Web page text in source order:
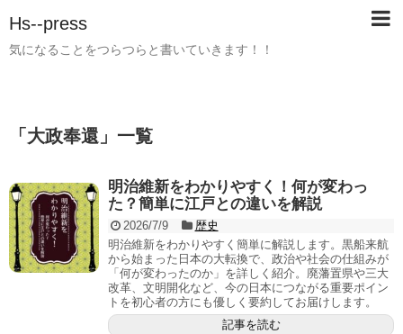
Hs--press
気になることをつらつらと書いていきます！！
「 大政奉還 」 一覧
明治維新をわかりやすく！何が変わっ
た？簡単に江戸との違いを解説
2026/7/9
歴史
明治維新をわかりやすく簡単に解説します。黒船来航
から始まった日本の大転換で、政治や社会の仕組みが
「何が変わったのか」を詳しく紹介。廃藩置県や三大
改革、文明開化など、今の日本につながる重要ポイン
トを初心者の方にも優しく要約してお届けします。
記事を読む